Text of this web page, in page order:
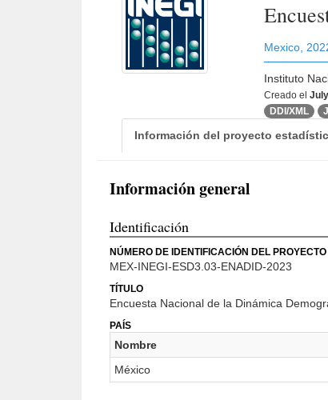
Mexico
Instituto
Creado el
DDI/XML
Información del proyecto
Información general
Identificación
NÚMERO DE IDENTIFICACIÓN DEL
MEX-INEGI-ESD3.03-ENADID-2023
TÍTULO
Encuesta Nacional de la Dinámica
PAÍS
Nombre
México